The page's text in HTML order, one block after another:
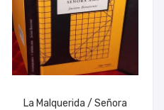
La Malquerida / Señora